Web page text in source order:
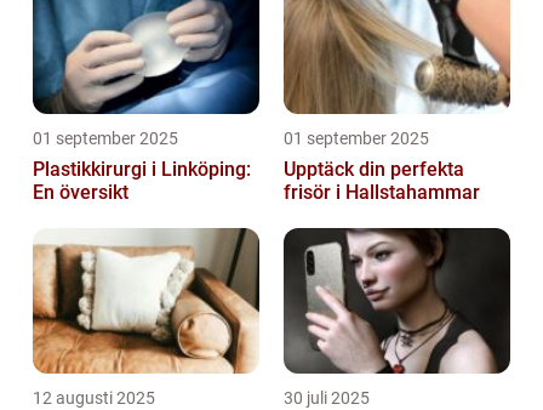
01 september 2025
Plastikkirurgi i Linköping:
En översikt
01 september 2025
Upptäck din perfekta
frisör i Hallstahammar
12 augusti 2025 30 juli 2025